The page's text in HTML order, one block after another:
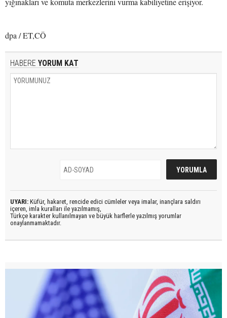
dpa / ET,CÖ
HABERE YORUM KAT
UYARI: Küfür, hakaret, rencide edici cümleler veya imalar, inançlara saldırı
içeren, imla kuralları ile yazılmamış,
Türkçe karakter kullanılmayan ve büyük harflerle yazılmış yorumlar
onaylanmamaktadır.